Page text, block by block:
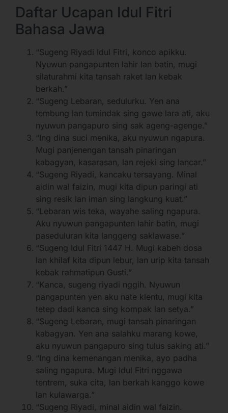
Daftar Ucapan Idul Fitri
Bahasa Jawa
“Sugeng Riyadi Idul Fitri, konco apikku.
Nyuwun pangapunten lahir lan batin, mugi
silaturahmi kita tansah raket lan kebak
berkah.”
“Sugeng Lebaran, sedulurku. Yen ana
tembung lan tumindak sing gawe lara ati, aku
nyuwun pangapuro sing sak ageng-agenge.”
“Ing dina suci menika, aku nyuwun ngapura.
Mugi panjenengan tansah pinaringan
kabagyan, kasarasan, lan rejeki sing lancar.”
“Sugeng Riyadi, kancaku tersayang. Minal
aidin wal faizin, mugi kita dipun paringi ati
sing resik lan iman sing langkung kuat.”
“Lebaran wis teka, wayahe saling ngapura.
Aku nyuwun pangapunten lahir batin, mugi
paseduluran kita langgeng saklawase.”
“Sugeng Idul Fitri 1447 H. Mugi kabeh dosa
lan khilaf kita dipun lebur, lan urip kita tansah
kebak rahmatipun Gusti.”
“Kanca, sugeng riyadi nggih. Nyuwun
pangapunten yen aku nate klentu, mugi kita
tetep dadi kanca sing kompak lan setya.”
“Sugeng Lebaran, mugi tansah pinaringan
kabagyan. Yen ana salahku marang kowe,
aku nyuwun pangapuro sing tulus saking ati.”
“Ing dina kemenangan menika, ayo padha
saling ngapura. Mugi Idul Fitri nggawa
tentrem, suka cita, lan berkah kanggo kowe
lan kulawarga.”
“Sugeng Riyadi, minal aidin wal faizin.